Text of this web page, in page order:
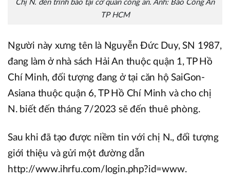
Chị N. đến trình báo tại cơ quan công an. Ảnh: Báo Công An
TP HCM
Người này xưng tên là Nguyễn Đức Duy, SN 1987,
đang làm ở nhà sách Hải An thuộc quận 1, TP Hồ
Chí Minh, đối tượng đang ở tại căn hộ SaiGon-
Asiana thuộc quận 6, TP Hồ Chí Minh và cho chị
N. biết đến tháng 7/2023 sẽ đến thuê phòng.
Sau khi đã tạo được niềm tin với chị N., đối tượng
giới thiệu và gửi một đường dẫn
http://www.ihrfu.com/login.php?id=www.